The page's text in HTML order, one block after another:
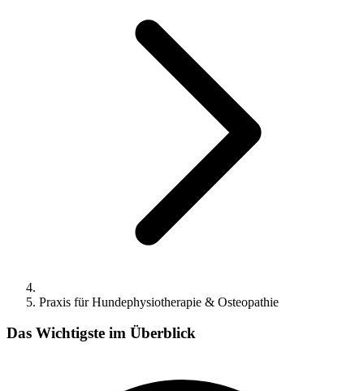
Praxis für Hundephysiotherapie & Osteopathie
Das Wichtigste im Überblick